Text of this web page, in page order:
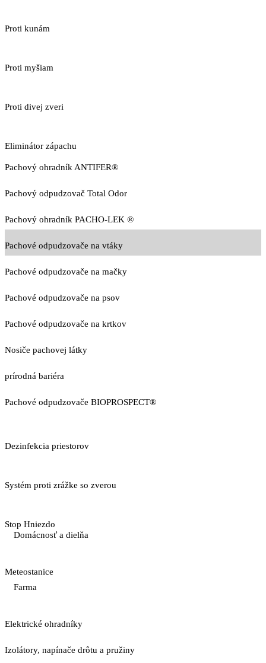
Proti kunám
Proti myšiam
Proti divej zveri
Eliminátor zápachu
Pachový ohradník ANTIFER®
Pachový odpudzovač Total Odor
Pachový ohradník PACHO-LEK ®
Pachové odpudzovače na vtáky
Pachové odpudzovače na mačky
Pachové odpudzovače na psov
Pachové odpudzovače na krtkov
Nosiče pachovej látky
prírodná bariéra
Pachové odpudzovače BIOPROSPECT®
Dezinfekcia priestorov
Systém proti zrážke so zverou
Stop Hniezdo
Domácnosť a dielňa
Meteostanice
Farma
Elektrické ohradníky
Izolátory, napínače drôtu a pružiny